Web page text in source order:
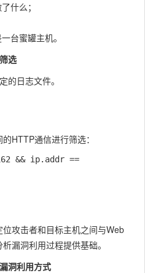
什么；
台蜜罐主机。
选
的日志文件。
HTTP通信进行筛选：
&& ip.addr ==
攻击者和目标主机之间与Web
漏洞利用过程提供基础。
洞利用方式